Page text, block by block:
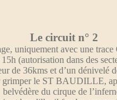
Le circuit n° 2
uniquement avec une
(autorisation dans des
de 36kms et d’un dénivelé
grimper le ST BAUDILLE,
belvédère du cirque de